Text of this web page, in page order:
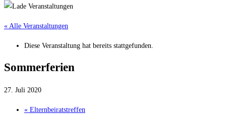
« Alle Veranstaltungen
Diese Veranstaltung hat bereits stattgefunden.
Sommer­ferien
27. Juli 2020
« Elternbei­ratstreffen